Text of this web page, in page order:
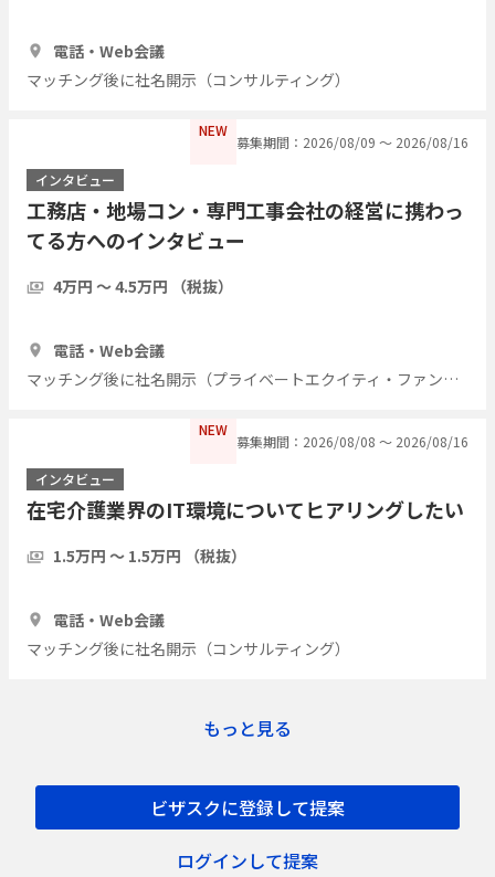
電話・Web会議
マッチング後に社名開示（コンサルティング）
NEW
募集期間：2026/08/09 〜 2026/08/16
インタビュー
工務店・地場コン・専門工事会社の経営に携わっ
てる方へのインタビュー
4万円 〜 4.5万円 （税抜）
電話・Web会議
マッチング後に社名開示（プライベートエクイティ・ファンド）
NEW
募集期間：2026/08/08 〜 2026/08/16
インタビュー
在宅介護業界のIT環境についてヒアリングしたい
1.5万円 〜 1.5万円 （税抜）
電話・Web会議
マッチング後に社名開示（コンサルティング）
もっと見る
ビザスクに登録して提案
ログインして提案